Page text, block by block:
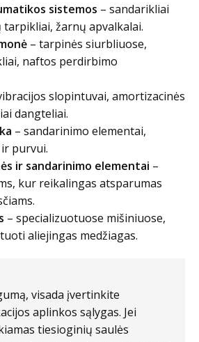
sistemos – sandarikliai
žarnų apvalkalai.
– tarpinės siurbliuose,
naftos perdirbimo
slopintuvai, amortizacinės
dangteliai.
– sandarinimo elementai,
purvui.
ir sandarinimo elementai –
kur reikalingas atsparumas
– specializuotuose mišiniuose,
aliejingas medžiagas.
visada įvertinkite
aplinkos sąlygas. Jei
tiesioginių saulės